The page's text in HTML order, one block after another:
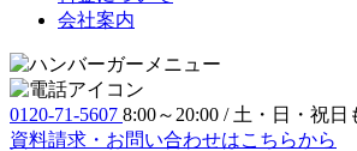
会社案内
0120-71-5607 8:00～20:00 / 土・日・祝日
資料請求・お問い合わせはこちらから